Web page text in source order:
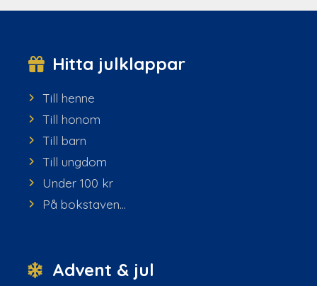
Hitta julklappar
Till henne
Till honom
Till barn
Till ungdom
Under 100 kr
På bokstaven...
Advent & jul